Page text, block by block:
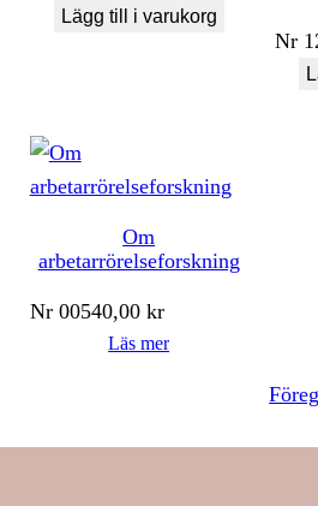
Lägg till i varukorg
Nr
Om
arbetarrörelseforskning
Nr 00540,00 kr
Läs mer